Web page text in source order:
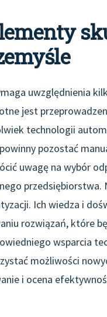
uwzględnienia
jest
technologii
pozostać
uwagę na wybór
Ich wiedza i
rozwiązań, które
wsparcia
możliwości
i ocena